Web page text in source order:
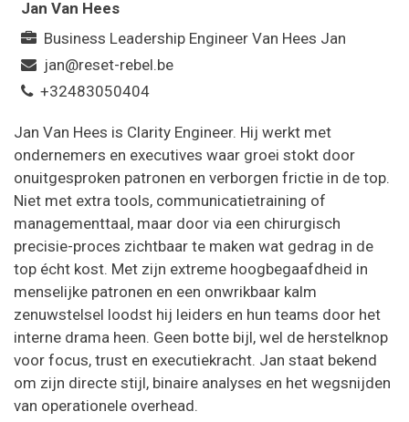
Jan Van Hees
Business Leadership Engineer Van Hees Jan
jan@reset-rebel.be
+32483050404
Jan Van Hees is Clarity Engineer. Hij werkt met
ondernemers en executives waar groei stokt door
onuitgesproken patronen en verborgen frictie in de top.
Niet met extra tools, communicatietraining of
managementtaal, maar door via een chirurgisch
precisie-proces zichtbaar te maken wat gedrag in de
top écht kost. Met zijn extreme hoogbegaafdheid in
menselijke patronen en een onwrikbaar kalm
zenuwstelsel loodst hij leiders en hun teams door het
interne drama heen. Geen botte bijl, wel de herstelknop
voor focus, trust en executiekracht. Jan staat bekend
om zijn directe stijl, binaire analyses en het wegsnijden
van operationele overhead.